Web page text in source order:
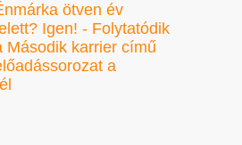
ötven év
Igen! - Folytatódik
Második karrier című
a